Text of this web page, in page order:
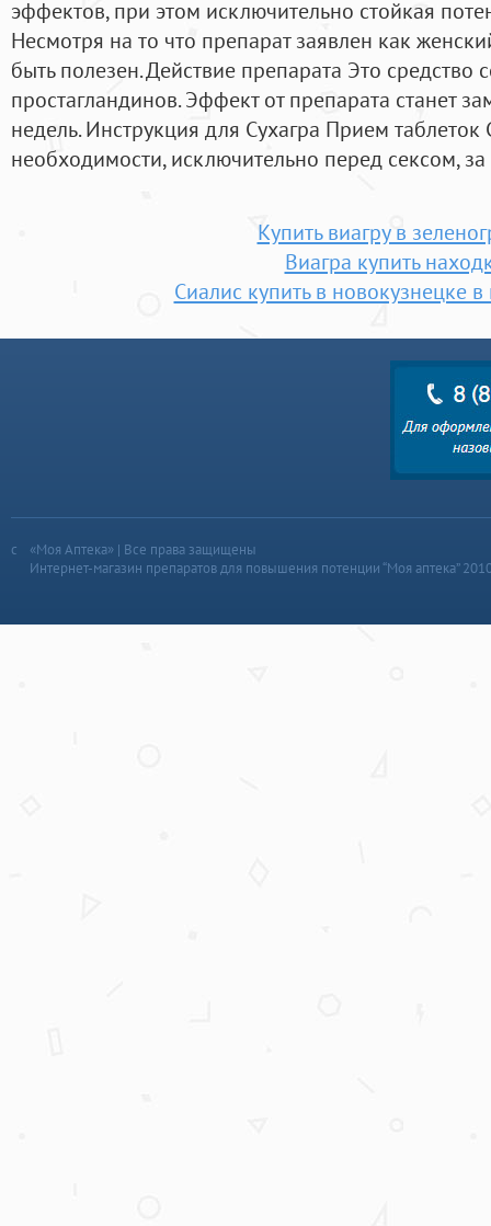
эффектов, при этом исключительно стойкая
Несмотря на то что препарат заявлен как
быть полезен. Действие препарата Это средство
простагландинов. Эффект от препарата станет
недель. Инструкция для Сухагра Прием
необходимости, исключительно перед сексом,
Купить виагру в
Виагра купить
Сиалис купить в новокузнецке
«Моя Аптека» | Все права защищены
Интернет-магазин препаратов для повышения потенции “Моя аптека”